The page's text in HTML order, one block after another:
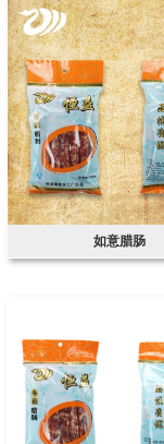
如意腊肠